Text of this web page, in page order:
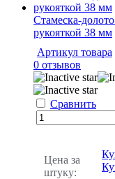
Стамеска-
рукояткой 38 мм
Артикул товара
0 отзывов
Сравнить
Цена за
штуку: